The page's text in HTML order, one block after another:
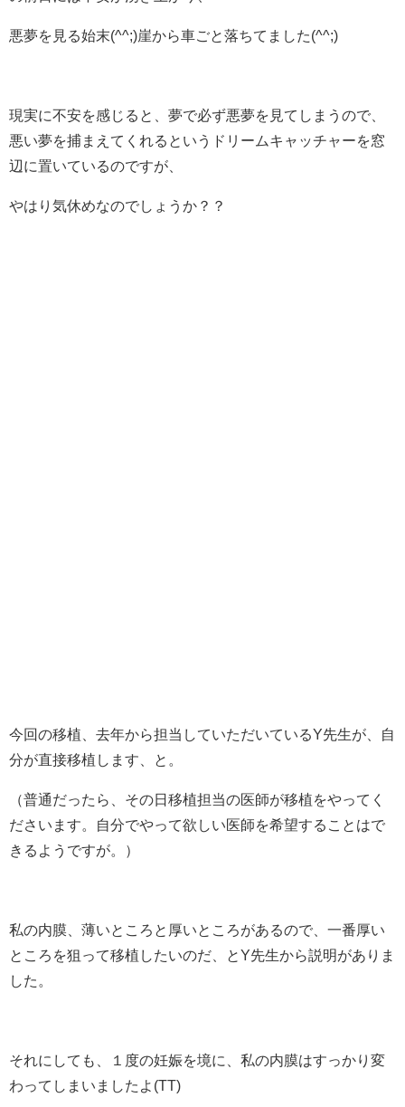
悪夢を見る始末(^^;)崖から車ごと落ちてました(^^;)
現実に不安を感じると、夢で必ず悪夢を見てしまうので、
悪い夢を捕まえてくれるというドリームキャッチャーを窓
辺に置いているのですが、
やはり気休めなのでしょうか？？
今回の移植、去年から担当していただいているY先生が、自
分が直接移植します、と。
（普通だったら、その日移植担当の医師が移植をやってく
ださいます。自分でやって欲しい医師を希望することはで
きるようですが。）
私の内膜、薄いところと厚いところがあるので、一番厚い
ところを狙って移植したいのだ、とY先生から説明がありま
した。
それにしても、１度の妊娠を境に、私の内膜はすっかり変
わってしまいましたよ(TT)